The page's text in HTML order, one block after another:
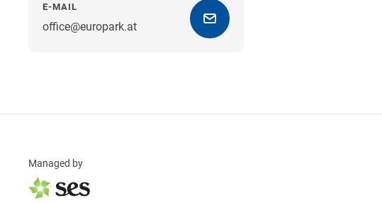
E-MAIL
office@europark.at
Managed by